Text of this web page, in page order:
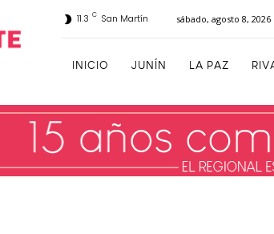
11.3 C San Martín sábado, agosto 8, 2026
INICIO JUNÍN LA PAZ